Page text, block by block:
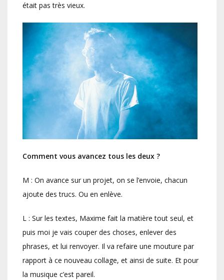
était pas très vieux.
Comment vous avancez tous les deux ?
M : On avance sur un projet, on se l’envoie, chacun
ajoute des trucs. Ou en enlève.
L : Sur les textes, Maxime fait la matière tout seul, et
puis moi je vais couper des choses, enlever des
phrases, et lui renvoyer. Il va refaire une mouture par
rapport à ce nouveau collage, et ainsi de suite. Et pour
la musique c’est pareil.